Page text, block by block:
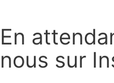
En
nous sur